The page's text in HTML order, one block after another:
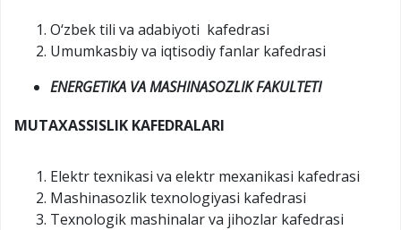
O‘zbek tili va adabiyoti kafedrasi
Umumkasbiy va iqtisodiy fanlar kafedrasi
ENERGETIKA VA MASHINASOZLIK FAKULTETI
MUTAXASSISLIK KAFEDRALARI
Elektr texnikasi va elektr mexanikasi kafedrasi
Mashinasozlik texnologiyasi kafedrasi
Texnologik mashinalar va jihozlar kafedrasi